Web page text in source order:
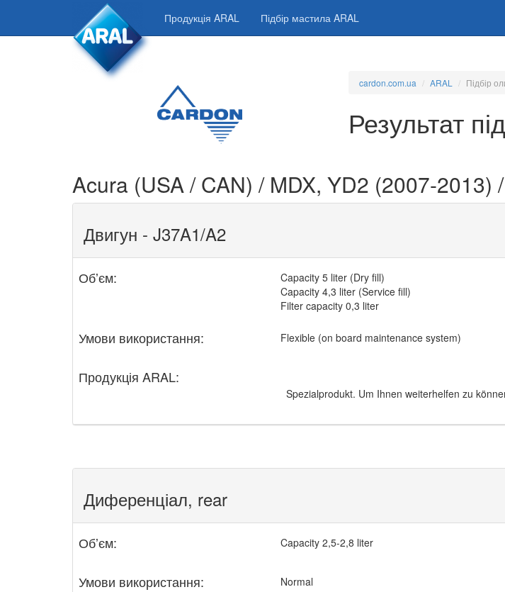
Продукція ARAL Підбір мастила ARAL
cardon.com.ua ARAL Підбір
Результат
Acura (USA / CAN) / MDX, YD2 (2007-2013)
Двигун - J37A1/A2
Обʼєм:
Capacity 5 liter (Dry fill)
Capacity 4,3 liter (Service fill)
Filter capacity 0,3 liter
Умови використання: Flexible (on board maintenance system)
Продукція ARAL:
Spezialprodukt. Um Ihnen weiterhelfen zu
Диференціал, rear
Обʼєм: Capacity 2,5-2,8 liter
Умови використання: Normal